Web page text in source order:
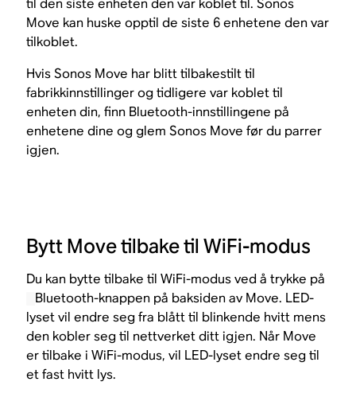
til den siste enheten den var koblet til. Sonos
Move kan huske opptil de siste 6 enhetene den var
tilkoblet.
Hvis Sonos Move har blitt tilbakestilt til
fabrikkinnstillinger og tidligere var koblet til
enheten din, finn Bluetooth-innstillingene på
enhetene dine og glem Sonos Move før du parrer
igjen.
Bytt Move tilbake til WiFi-modus
Du kan bytte tilbake til WiFi-modus ved å trykke på
Bluetooth-knappen på baksiden av Move. LED-
lyset vil endre seg fra blått til blinkende hvitt mens
den kobler seg til nettverket ditt igjen. Når Move
er tilbake i WiFi-modus, vil LED-lyset endre seg til
et fast hvitt lys.